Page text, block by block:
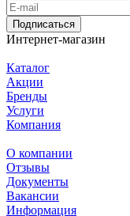
Подписаться
Интернет-магазин
Каталог
Акции
Бренды
Услуги
Компания
О компании
Отзывы
Документы
Вакансии
Информация